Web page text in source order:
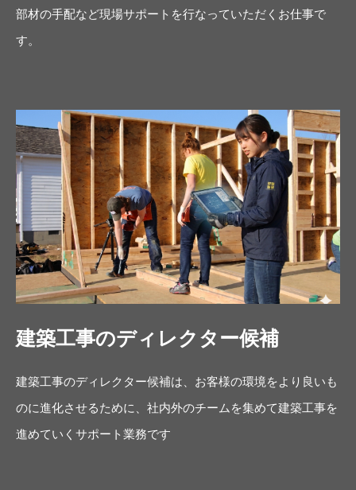
部材の手配など現場サポートを行なっていただくお仕事で
す。
建築工事のディレクター候補
建築工事のディレクター候補は、お客様の環境をより良いも
のに進化させるために、社内外のチームを集めて建築工事を
進めていくサポート業務です